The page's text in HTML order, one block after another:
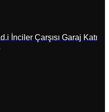
İnciler Çarşısı Garaj Katı